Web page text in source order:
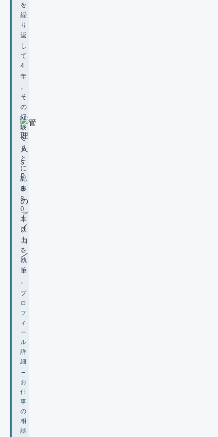
を
繰
り
返
し
て
4
年
。
そ
の
経
験
を
も
と
に
記
事
8
0
本
以
上
を
執
筆
。
プ
ロ
フ
ィ
ー
ル
詳
細
→
お
仕
事
の
相
談